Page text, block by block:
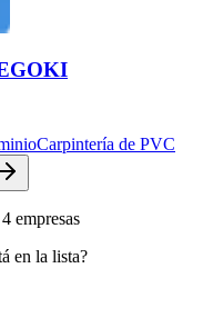
Carpintería de PVC
4 empresas
en la lista?